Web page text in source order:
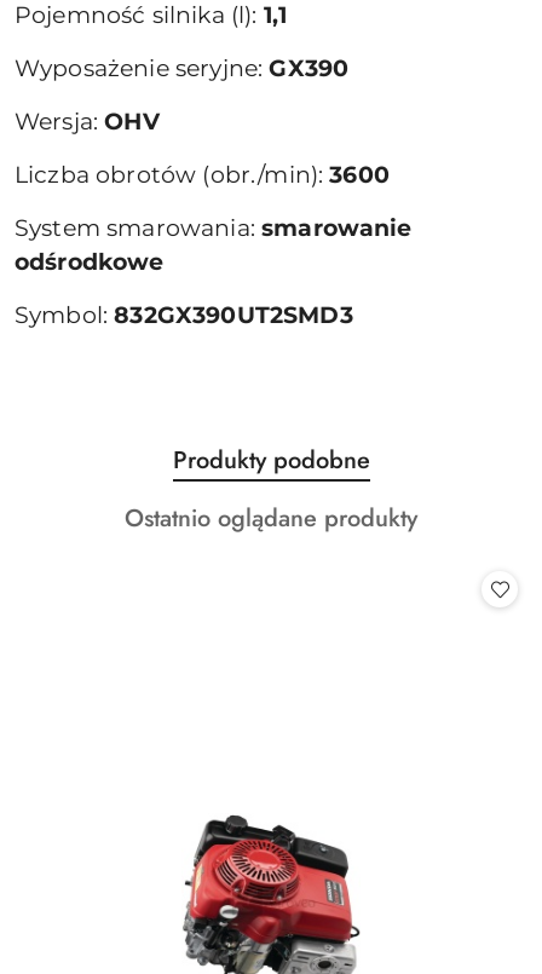
Pojemność silnika (l): 1,1
Wyposażenie seryjne:GX390
Wersja:OHV
Liczba obrotów (obr./min):3600
System smarowania:smarowanie
odśrodkowe
Symbol:832GX390UT2SMD3
Pomiń karuzelę produktów
Produkty
o
statusie:
Produkty podobne
Produkty
Ostatnio oglądane produkty